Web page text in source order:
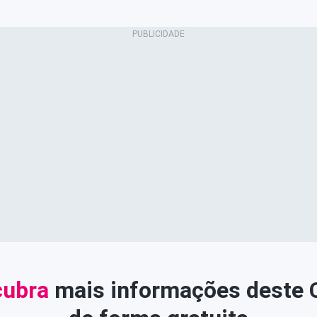
mais informações deste